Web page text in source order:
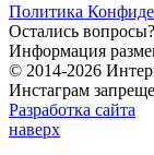
Политика
Остались вопросы?
Информация
© 2014-2026
Инстаграм
Разработка сайта
наверх